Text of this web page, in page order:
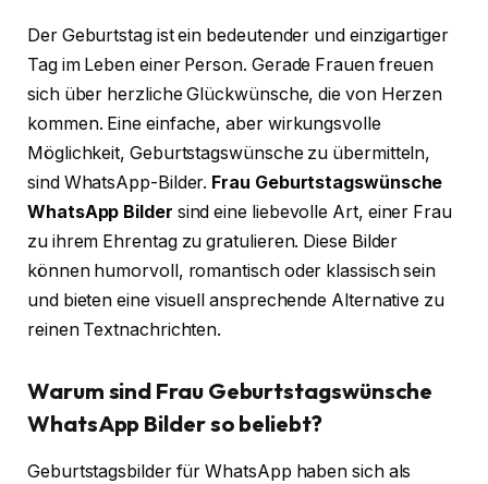
Der Geburtstag ist ein bedeutender und einzigartiger
Tag im Leben einer Person. Gerade Frauen freuen
sich über herzliche Glückwünsche, die von Herzen
kommen. Eine einfache, aber wirkungsvolle
Möglichkeit, Geburtstagswünsche zu übermitteln,
sind WhatsApp-Bilder. Frau Geburtstagswünsche
WhatsApp Bilder sind eine liebevolle Art, einer Frau
zu ihrem Ehrentag zu gratulieren. Diese Bilder
können humorvoll, romantisch oder klassisch sein
und bieten eine visuell ansprechende Alternative zu
reinen Textnachrichten.
Warum sind Frau Geburtstagswünsche
WhatsApp Bilder so beliebt?
Geburtstagsbilder für WhatsApp haben sich als